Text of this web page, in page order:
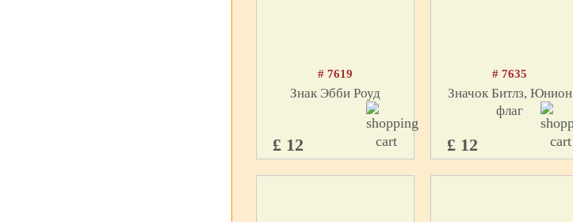
# 7619
Знак Эбби Роуд
£ 12
# 7635
Значок Битлз, Юнион
флаг
£ 12